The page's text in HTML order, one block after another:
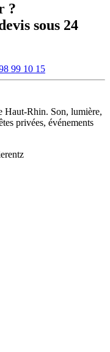
?
sous 24
99 10 15
Haut-Rhin. Son, lumière,
privées, événements